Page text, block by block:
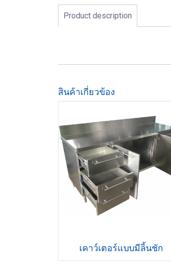
Product description
สินค้าเกี่ยวข้อง
เคาว์เตอร์แบบมีลิ้นชัก